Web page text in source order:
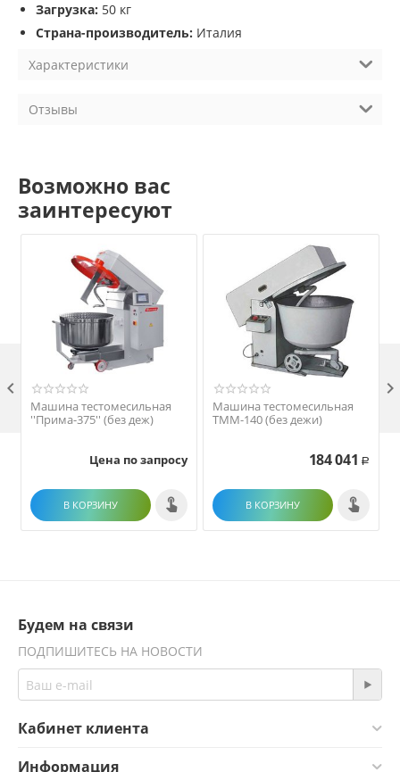
Загрузка: 50 кг
Страна-производитель: Италия
Характеристики
Отзывы
Возможно вас
заинтересуют
Машина тестомесильная
''Прима-375'' (без деж)
Цена по запросу
В КОРЗИНУ
Машина тестомесильная
ТММ-140 (без дежи)
184 041 Р
В КОРЗИНУ
 
Будем на связи
ПОДПИШИТЕСЬ НА НОВОСТИ
Кабинет клиента
Информация